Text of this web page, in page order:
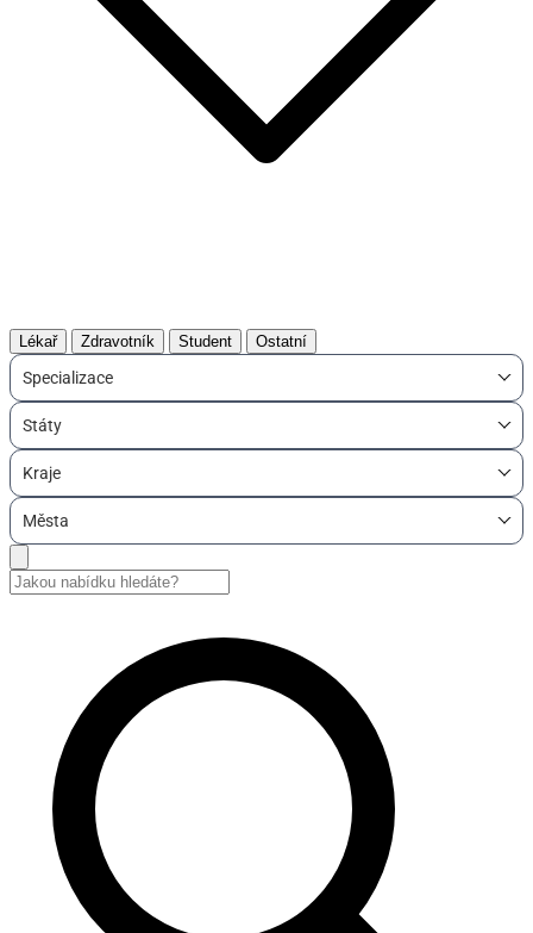
Lékař Zdravotník Student Ostatní
Specializace
Státy
Kraje
Města